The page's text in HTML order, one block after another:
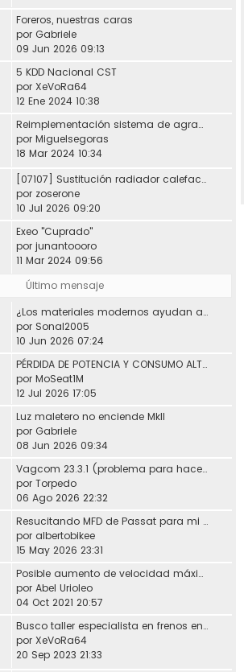
Foreros, nuestras caras
por Gabriele
09 Jun 2026 09:13
5 KDD Nacional CST
por XeVoRa64
12 Ene 2024 10:38
Reimplementación sistema de agradecimiento en los posts
por Miguelsegoras
18 Mar 2024 10:34
[07107] Sustitución radiador calefacción Seat Toledo I
por zoserone
10 Jul 2026 09:20
Exeo "Cuprado"
por junantoooro
11 Mar 2024 09:56
Último mensaje
¿Los materiales modernos ayudan a reducir los problemas de desgaste en los coches?
por Sonal2005
10 Jun 2026 07:24
PÉRDIDA DE POTENCIA Y CONSUMO ALTO ASV León
por MoSeat1M
12 Jul 2026 17:05
Luz maletero no enciende MkII
por Gabriele
08 Jun 2026 09:34
Vagcom 23.3.1 (problema para hacerlo funcionar)
por Torpedo
06 Ago 2026 22:32
Resucitando MFD de Passat para mi Toledo + Petición ayuda idioma (CD DX)
por albertobikee
15 May 2026 23:31
Posible aumento de velocidad máxima en autovías
por Abel Urioleo
04 Oct 2021 20:57
Busco taller especialista en frenos en Madrid
por XeVoRa64
20 Sep 2023 21:33